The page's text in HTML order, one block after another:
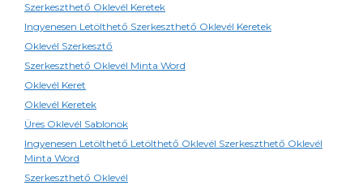
Szerkeszthető Oklevél Keretek
Ingyenesen Letölthető Szerkeszthető Oklevél Keretek
Oklevél Szerkesztő
Szerkeszthető Oklevél Minta Word
Oklevél Keret
Oklevél Keretek
Üres Oklevél Sablonok
Ingyenesen Letölthető Letölthető Oklevél Szerkeszthető Oklevél
Minta Word
Szerkeszthető Oklevél